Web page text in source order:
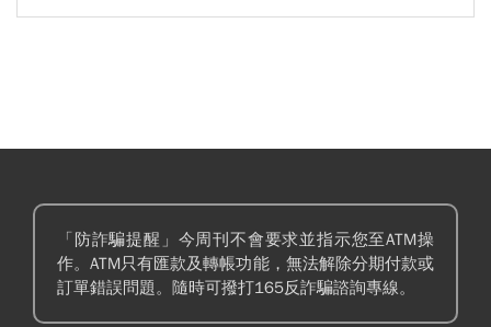
「防詐騙提醒」今周刊不會要求並指示您至ATM操
作。ATM只有匯款及轉帳功能，無法解除分期付款或
訂單錯誤問題。隨時可撥打165反詐騙諮詢專線。